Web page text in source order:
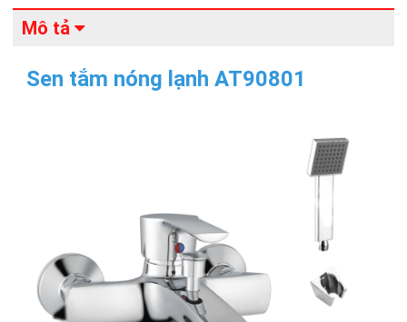
Mô tả
Sen tắm nóng lạnh AT90801